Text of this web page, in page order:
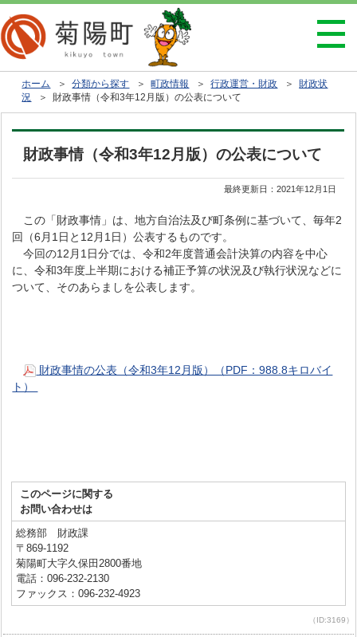
ホーム ＞分類から探す ＞町政情報 ＞行政運営・財政 ＞財政状
況 ＞ 財政事情（令和3年12月版）の公表について
財政事情（令和3年12月版）の公表について
最終更新日：2021年12月1日
この「財政事情」は、地方自治法及び町条例に基づいて、毎年2
回（6月1日と12月1日）公表するものです。
今回の12月1日分では、令和2年度普通会計決算の内容を中心
に、令和3年度上半期における補正予算の状況及び執行状況などに
ついて、そのあらましを公表します。
財政事情の公表（令和3年12月版）（PDF：988.8キロバイ
ト）
このページに関する
お問い合わせは
総務部 財政課
〒869-1192
菊陽町大字久保田2800番地
電話：096-232-2130
ファックス：096-232-4923
（ID:3169）